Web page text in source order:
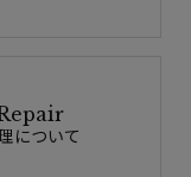
について